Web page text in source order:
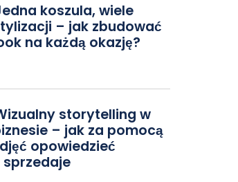
koszula, wiele
– jak zbudować
na każdą okazję?
storytelling w
– jak za pomocą
opowiedzieć